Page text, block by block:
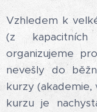
Vzhledem k
(z
organizujeme
nevešly do
kurzy (akademie,
kurzu je